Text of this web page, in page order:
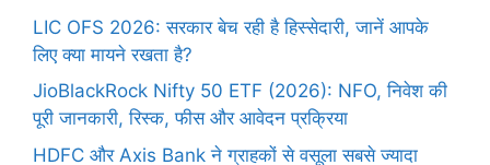
LIC OFS 2026: सरकार बेच रही है हिस्सेदारी, जानें आपके
लिए क्या मायने रखता है?
JioBlackRock Nifty 50 ETF (2026): NFO, निवेश की
पूरी जानकारी, रिस्क, फीस और आवेदन प्रक्रिया
HDFC और Axis Bank ने ग्राहकों से वसूला सबसे ज्यादा